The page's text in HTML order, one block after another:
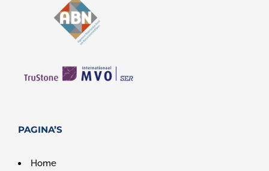
PAGINA’S
Home